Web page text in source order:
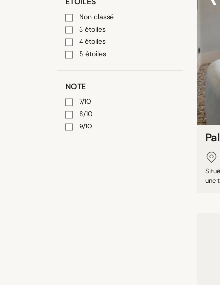
Non classé
3 étoiles
4 étoiles
5 étoiles
NOTE
7/10
8/10
9/10
une